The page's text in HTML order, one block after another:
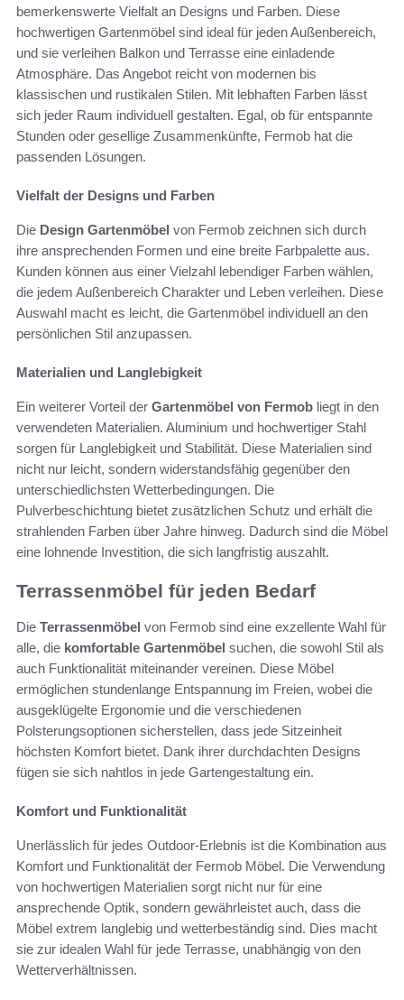
bemerkenswerte Vielfalt an Designs und Farben. Diese
hochwertigen Gartenmöbel sind ideal für jeden Außenbereich,
und sie verleihen Balkon und Terrasse eine einladende
Atmosphäre. Das Angebot reicht von modernen bis
klassischen und rustikalen Stilen. Mit lebhaften Farben lässt
sich jeder Raum individuell gestalten. Egal, ob für entspannte
Stunden oder gesellige Zusammenkünfte, Fermob hat die
passenden Lösungen.
Vielfalt der Designs und Farben
Die Design Gartenmöbel von Fermob zeichnen sich durch
ihre ansprechenden Formen und eine breite Farbpalette aus.
Kunden können aus einer Vielzahl lebendiger Farben wählen,
die jedem Außenbereich Charakter und Leben verleihen. Diese
Auswahl macht es leicht, die Gartenmöbel individuell an den
persönlichen Stil anzupassen.
Materialien und Langlebigkeit
Ein weiterer Vorteil der Gartenmöbel von Fermob liegt in den
verwendeten Materialien. Aluminium und hochwertiger Stahl
sorgen für Langlebigkeit und Stabilität. Diese Materialien sind
nicht nur leicht, sondern widerstandsfähig gegenüber den
unterschiedlichsten Wetterbedingungen. Die
Pulverbeschichtung bietet zusätzlichen Schutz und erhält die
strahlenden Farben über Jahre hinweg. Dadurch sind die Möbel
eine lohnende Investition, die sich langfristig auszahlt.
Terrassenmöbel für jeden Bedarf
Die Terrassenmöbel von Fermob sind eine exzellente Wahl für
alle, die komfortable Gartenmöbel suchen, die sowohl Stil als
auch Funktionalität miteinander vereinen. Diese Möbel
ermöglichen stundenlange Entspannung im Freien, wobei die
ausgeklügelte Ergonomie und die verschiedenen
Polsterungsoptionen sicherstellen, dass jede Sitzeinheit
höchsten Komfort bietet. Dank ihrer durchdachten Designs
fügen sie sich nahtlos in jede Gartengestaltung ein.
Komfort und Funktionalität
Unerlässlich für jedes Outdoor-Erlebnis ist die Kombination aus
Komfort und Funktionalität der Fermob Möbel. Die Verwendung
von hochwertigen Materialien sorgt nicht nur für eine
ansprechende Optik, sondern gewährleistet auch, dass die
Möbel extrem langlebig und wetterbeständig sind. Dies macht
sie zur idealen Wahl für jede Terrasse, unabhängig von den
Wetterverhältnissen.